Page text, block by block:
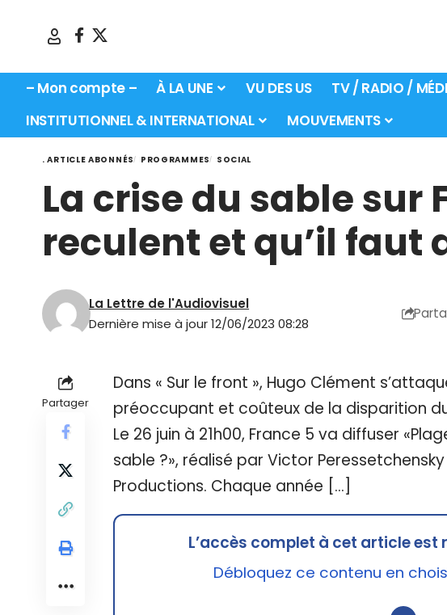
– Mon compte – À LA UNE VU DES US TV / RADIO /
INSTITUTIONNEL & INTERNATIONAL
MOUVEMENTS
. ARTICLE ABONNÉS PROGRAMMES SOCIAL
La crise du sable sur
reculent et qu’il faut
Dernière mise à jour 12/06/2023 08:28
La Lettre de l'Audiovisuel
Partager
Dans « Sur le front », Hugo Clément
préoccupant et coûteux de la disparition
Le 26 juin à 21h00, France 5 va diffuser
sable ?», réalisé par Victor
Productions. Chaque année […]
L’accès complet à cet article est
Débloquez ce contenu en